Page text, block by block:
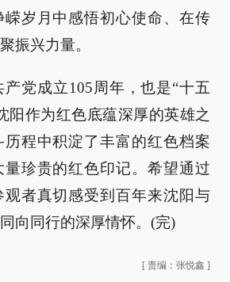
岁月中感悟初心使命、在传
振兴力量。
产党成立105周年，也是“十五
阳作为红色底蕴深厚的英雄之
程中积淀了丰富的红色档案
珍贵的红色印记。希望通过
者真切感受到百年来沈阳与
向同行的深厚情怀。(完)
[ 责编：张悦鑫 ]